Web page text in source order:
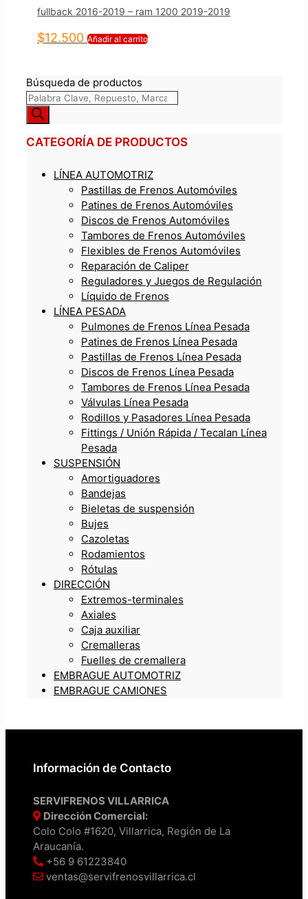
fullback 2016-2019 – ram 1200 2019-2019
$12.500 Añadir al carrito
Búsqueda de productos
CATEGORÍA DE PRODUCTOS
LÍNEA AUTOMOTRIZ
Pastillas de Frenos Automóviles
Patines de Frenos Automóviles
Discos de Frenos Automóviles
Tambores de Frenos Automóviles
Flexibles de Frenos Automóviles
Reparación de Caliper
Reguladores y Juegos de Regulación
Líquido de Frenos
LÍNEA PESADA
Pulmones de Frenos Línea Pesada
Patines de Frenos Línea Pesada
Pastillas de Frenos Línea Pesada
Discos de Frenos Línea Pesada
Tambores de Frenos Línea Pesada
Válvulas Línea Pesada
Rodillos y Pasadores Línea Pesada
Fittings / Unión Rápida / Tecalan Línea
Pesada
SUSPENSIÓN
Amortiguadores
Bandejas
Bieletas de suspensión
Bujes
Cazoletas
Rodamientos
Rótulas
DIRECCIÓN
Extremos-terminales
Axiales
Caja auxiliar
Cremalleras
Fuelles de cremallera
EMBRAGUE AUTOMOTRIZ
EMBRAGUE CAMIONES
Información de Contacto
SERVIFRENOS VILLARRICA
Dirección Comercial:
Colo Colo #1620, Villarrica, Región de La
Araucanía.
+56 9 61223840
ventas@servifrenosvillarrica.cl